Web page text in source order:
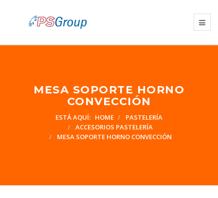
MESA SOPORTE HORNO
CONVECCIÓN
ESTÁ AQUÍ: HOME
PASTELERÍA
ACCESORIOS PASTELERÍA
MESA SOPORTE HORNO CONVECCIÓN